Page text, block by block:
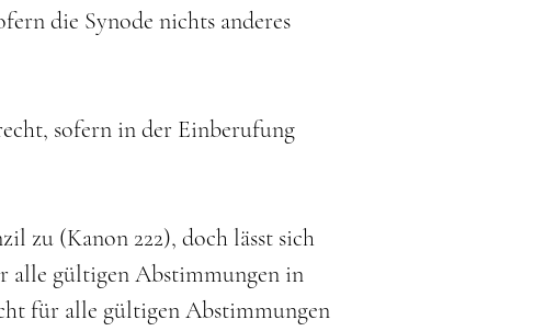
die Synode nichts anderes
sofern in der Einberufung
zu (Kanon 222), doch lässt sich
alle gültigen Abstimmungen in
für alle gültigen Abstimmungen